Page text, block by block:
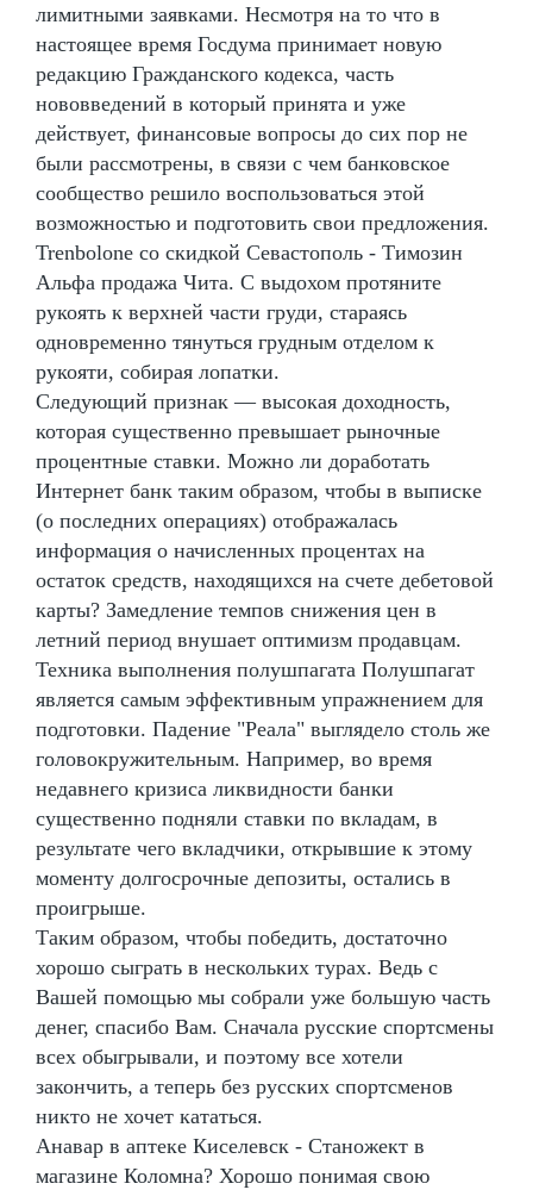
лимитными заявками. Несмотря на то что в
настоящее время Госдума принимает новую
редакцию Гражданского кодекса, часть
нововведений в который принята и уже
действует, финансовые вопросы до сих пор не
были рассмотрены, в связи с чем банковское
сообщество решило воспользоваться этой
возможностью и подготовить свои предложения.
Trenbolone со скидкой Севастополь - Tимозин
Альфа продажа Чита. С выдохом протяните
рукоять к верхней части груди, стараясь
одновременно тянуться грудным отделом к
рукояти, собирая лопатки.
Следующий признак — высокая доходность,
которая существенно превышает рыночные
процентные ставки. Можно ли доработать
Интернет банк таким образом, чтобы в выписке
(о последних операциях) отображалась
информация о начисленных процентах на
остаток средств, находящихся на счете дебетовой
карты? Замедление темпов снижения цен в
летний период внушает оптимизм продавцам.
Техника выполнения полушпагата Полушпагат
является самым эффективным упражнением для
подготовки. Падение "Реала" выглядело столь же
головокружительным. Например, во время
недавнего кризиса ликвидности банки
существенно подняли ставки по вкладам, в
результате чего вкладчики, открывшие к этому
моменту долгосрочные депозиты, остались в
проигрыше.
Таким образом, чтобы победить, достаточно
хорошо сыграть в нескольких турах. Ведь с
Вашей помощью мы собрали уже большую часть
денег, спасибо Вам. Сначала русские спортсмены
всех обыгрывали, и поэтому все хотели
закончить, а теперь без русских спортсменов
никто не хочет кататься.
Анавар в аптеке Киселевск - Станожект в
магазине Коломна? Хорошо понимая свою